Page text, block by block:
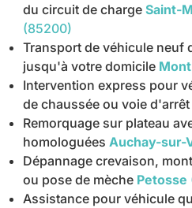
du circuit de charge Saint-
(85200)
Transport de véhicule neuf
jusqu'à votre domicile
Intervention express pour
de chaussée ou voie d'arrêt
Remorquage sur plateau
homologuées Auchay-sur-
Dépannage crevaison,
ou pose de mèche Petosse
Assistance pour véhicule